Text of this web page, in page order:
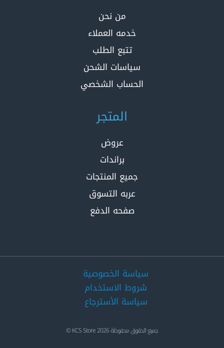
من نحن
خدمه العملاء
تتبع الطلب
سياسات الشحن
الحساب الشخصي
المتجر
عروض
براندات
جميع المنتجات
عربه التسوق
صفحه الدفع
سياسة الخصوصية
شروط الاستخدام
سياسة الأسترجاع
جميع الحقوق محفوظة 2026 KCS Store ©